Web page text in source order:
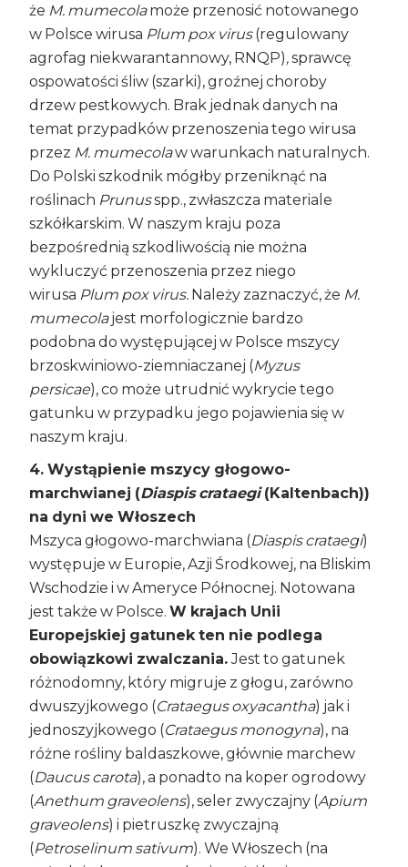
że M. mumecolamoże przenosić notowanego
w Polsce wirusa Plum pox virus(regulowany
agrofag niekwarantannowy, RNQP),sprawcę
ospowatości śliw (szarki), groźnej choroby
drzew pestkowych. Brak jednak danych na
temat przypadków przenoszenia tego wirusa
przez M. mumecolaw warunkach naturalnych.
Do Polski szkodnik mógłby przeniknąć na
roślinach Prunusspp., zwłaszcza materiale
szkółkarskim. W naszym kraju poza
bezpośrednią szkodliwością nie można
wykluczyć przenoszenia przez niego
wirusa Plum pox virus. Należy zaznaczyć, że M.
mumecolajest morfologicznie bardzo
podobna do występującej w Polsce mszycy
brzoskwiniowo-ziemniaczanej (Myzus
persicae), co może utrudnić wykrycie tego
gatunku w przypadku jego pojawienia się w
naszym kraju.
4. Wystąpienie mszycy głogowo-
marchwianej (Diaspis crataegi(Kaltenbach))
na dyni we Włoszech
Mszyca głogowo-marchwiana (Diaspis crataegi)
występuje w Europie, Azji Środkowej, na Bliskim
Wschodzie i w Ameryce Północnej. Notowana
jest także w Polsce.W krajach Unii
Europejskiej gatunek ten nie podlega
obowiązkowi zwalczania.Jest to gatunek
różnodomny, który migruje z głogu, zarówno
dwuszyjkowego (Crataegus oxyacantha) jak i
jednoszyjkowego (Crataegus monogyna), na
różne rośliny baldaszkowe, głównie marchew
(Daucus carota), a ponadto na koper ogrodowy
(Anethum graveolens), seler zwyczajny (Apium
graveolens) i pietruszkę zwyczajną
(Petroselinum sativum). We Włoszech (na